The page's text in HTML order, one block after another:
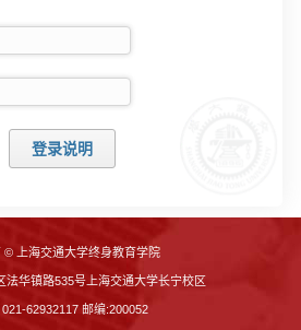
© 上海交通大学终身教育学院
法华镇路535号上海交通大学长宁校区
021-62932117 邮编:200052